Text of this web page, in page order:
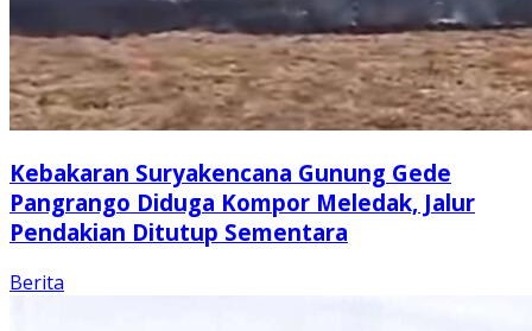
Kebakaran Suryakencana Gunung Gede
Pangrango Diduga Kompor Meledak, Jalur
Pendakian Ditutup Sementara
Berita